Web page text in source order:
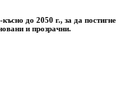
до 2050 г., за да постигне
и прозрачни.